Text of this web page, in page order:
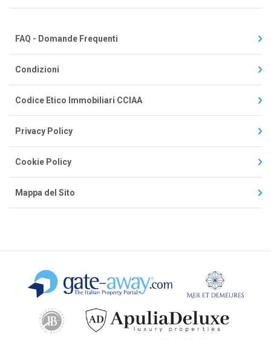
FAQ - Domande Frequenti
Condizioni
Codice Etico Immobiliari CCIAA
Privacy Policy
Cookie Policy
Mappa del Sito